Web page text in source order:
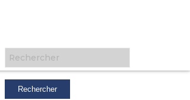
Rechercher :